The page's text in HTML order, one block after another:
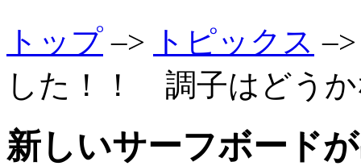
トップ –> トピックス
した！！ 調子はどう
新しいサーフボード